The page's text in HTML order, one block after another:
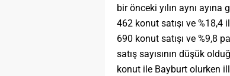
bir önceki yılın aynı
462 konut satışı ve %18,4
690 konut satışı ve %9,8
satış sayısının düşük
konut ile Bayburt olurken